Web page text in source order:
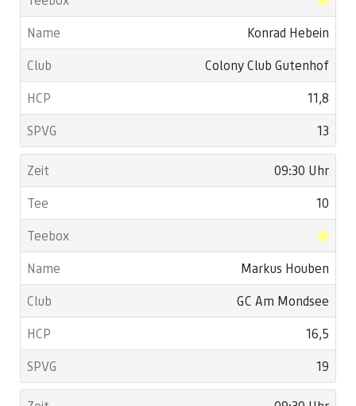
Konrad Hebein
Colony Club Gutenhof
11,8
13
09:30 Uhr
10
Markus Houben
GC Am Mondsee
16,5
19